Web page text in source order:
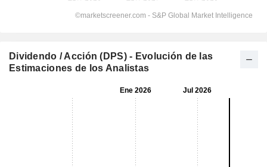
Dividendo / Acción (DPS) - Evolución de las
Estimaciones de los Analistas